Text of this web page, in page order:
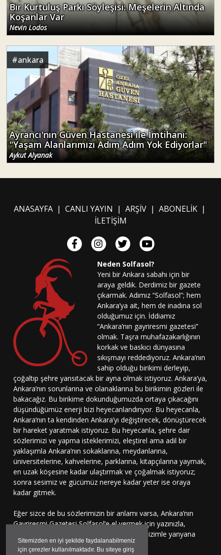
Sitemizden en iyi şekilde faydalanabilmeniz
için çerezler kullanılmaktadır. Bu siteye giriş
Bir Kurtuluş Parkı Söyleşisi: Meşelerin Altında
Koşanlar Var
Nevin Lodos
#ankara
Ayrancı'nın Güven Hastanesi ile İmtihanı:
"Yaşam Alanlarımızı Adım Adım Yok Ediyorlar"
Aykut Alyanak
ANASAYFA| CANLI YAYIN | ARŞİV| ABONELİK|
İLETİŞİM
Neden Solfasol?
Yeni bir Ankara sabahı için bir
araya geldik. Derdimiz bir gazete
çıkarmak. Adımız “Solfasol”; hem
Ankara’ya ait, hem de inadına sol
olduğumuz için. İddiamız
“Ankara’nın gayriresmi gazetesi”
olmak. Taşra muhafazakarlığının
korkak ve baskıcı dünyasına
sıkışmayı reddediyoruz. Ankara’nın
sahip olduğu birikimi derleyip,
çoğaltıp şehre yansıtacak bir ayna olmak istiyoruz. Ankara’ya,
Ankara’nın sorunlarına ve olanaklarına bu birikimin gözleri ile
bakacağız. Bu birikime dokunduğumuzda ortaya çıkacağını
düşündüğümüz enerji bizi heyecanlandırıyor. Bu heyecanla,
Ankara’nın ta kendinden Ankara’yı değiştirecek, dönüştürecek
bir hareket yaratmak istiyoruz. Bu heyecanla, şehre dair
sözlerimizi ve yapma isteklerimizi, eleştirel ama adil bir
yaklaşımla Ankara’nın sokaklarına, meydanlarına,
üniversitelerine, kahvelerine, parklarına, kitapçılarına yaymak,
en uzak köşesine kadar ulaştırmak ve çoğalmak istiyoruz;
sonra sesimiz ve gücümüz nereye kadar yeter ise oraya
kadar gitmek.
Eğer sizce de bu sözlerimizin bir anlamı varsa, Ankara’nın
Gayriresmi Gazetesi Solfasol’e el vermek için yazınızla,
çizinizle, sesinizle bu harekete katılmaya, bizimle yanyana
durmaya davetlisiniz.